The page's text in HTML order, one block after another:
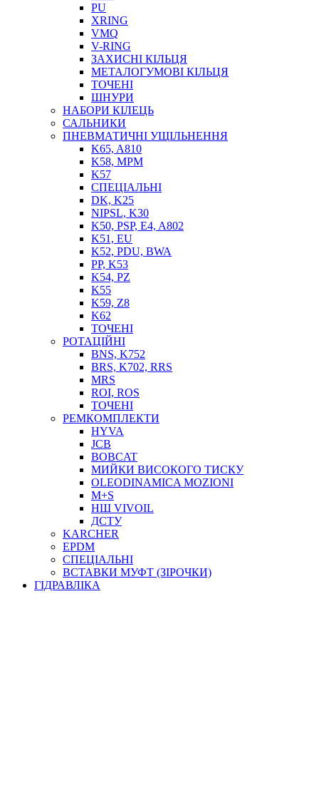
ПІСТОЛЕТИ
НАСОСИ ТА ПОМПИ
НАГНІТАЧІ
МУФТИ (НАСАДКИ) ДЛЯ ШПРИЦІВ
МАСЛЯНКИ, ЛІЙКИ
ПРЕС-МАСЛЯНКИ
ШЛАНГИ, ТРУБКИ
ШПРИЦИ МАСТИЛЬНІ
ТОСОЛ, АНТИФРИЗ
ОЛИВА-ПАЛИВО
ПОВІТРЯ-ВОДА
ДЛЯ ЗВАРЮВАННЯ
НАПІРНО-ВСМОКТУЮЧІ
ФІЛЬТРИ ДЛЯ ПАЛЬНОГО
ПІДДОНИ ДЛЯ БОЧОК
МОДУЛЬНІ АЗС
МЕТРОЛОГІЧНЕ ОБЛАДНАННЯ
ЛІЧИЛЬНИКИ І ВИТРАТОМІРИ ДЛЯ ПАЛЬНОГО
КОТУШКИ ДЛЯ ШЛАНГІВ
PU
XRING
VMQ
V-RING
ЗАХИСНІ КІЛЬЦЯ
МЕТАЛОГУМОВІ КІЛЬЦЯ
ТОЧЕНІ
ШНУРИ
НАБОРИ КІЛЕЦЬ
САЛЬНИКИ
ПНЕВМАТИЧНІ УЩІЛЬНЕННЯ
K65, A810
K58, MPM
K57
СПЕЦІАЛЬНІ
DK, K25
NIPSL, K30
K50, PSP, E4, A802
K51, EU
K52, PDU, BWA
PP, K53
K54, PZ
K55
K59, Z8
K62
ТОЧЕНІ
РОТАЦІЙНІ
BNS, K752
BRS, K702, RRS
MRS
ROI, ROS
ТОЧЕНІ
РЕМКОМПЛЕКТИ
HYVA
JCB
BOBCAT
МИЙКИ ВИСОКОГО ТИСКУ
OLEODINAMICA MOZIONI
M+S
НШ VIVOIL
ДСТУ
KARCHER
EPDM
СПЕЦІАЛЬНІ
ВСТАВКИ МУФТ (ЗІРОЧКИ)
ГІДРАВЛІКА